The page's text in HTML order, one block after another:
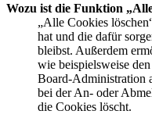
Wozu ist die Funktion
„Alle Cookies
hat und die dafür
bleibst. Außerdem
wie beispielsweise
Board-Administration
bei der An- oder
die Cookies löscht.